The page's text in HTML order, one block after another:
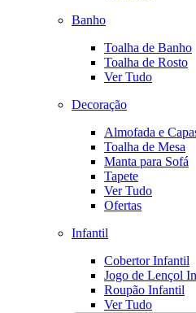
Banho
Toalha de Banho
Toalha de Rosto
Ver Tudo
Decoração
Almofada e
Toalha de Mesa
Manta para Sofá
Tapete
Ver Tudo
Ofertas
Infantil
Cobertor Infantil
Jogo de Lençol
Roupão Infantil
Ver Tudo